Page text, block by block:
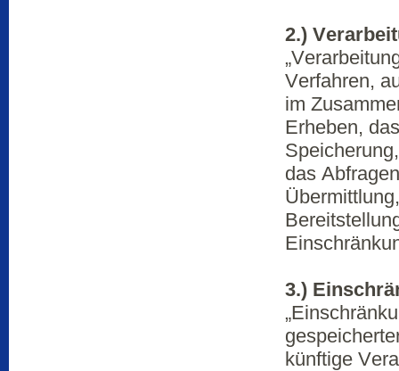
2.)
Verfahren,
im
Erheben,
das
3.)
künftige